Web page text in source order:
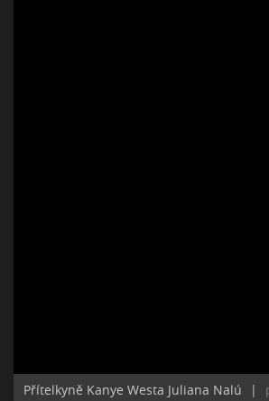
Přítelkyně Kanye Westa Juliana Nalú |